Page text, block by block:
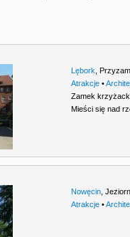
Lębork
Atrakcje •
Zamek
Mieści się nad
Nowęcin ,
Atrakcje •